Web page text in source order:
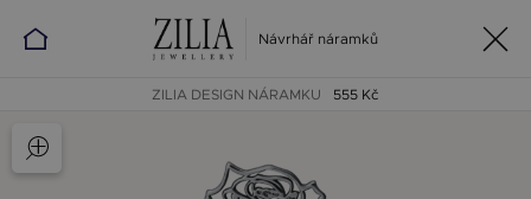
Návrhář náramků
ZILIA DESIGN NÁRAMKU 555 Kč